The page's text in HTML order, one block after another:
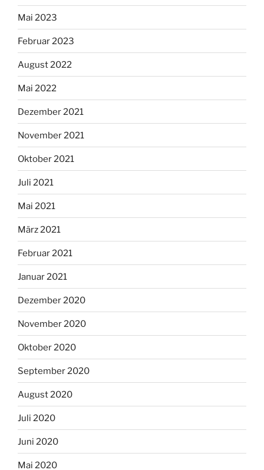
Mai 2023
Februar 2023
August 2022
Mai 2022
Dezember 2021
November 2021
Oktober 2021
Juli 2021
Mai 2021
März 2021
Februar 2021
Januar 2021
Dezember 2020
November 2020
Oktober 2020
September 2020
August 2020
Juli 2020
Juni 2020
Mai 2020